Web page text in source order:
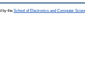
by the School of Electronics and Computer